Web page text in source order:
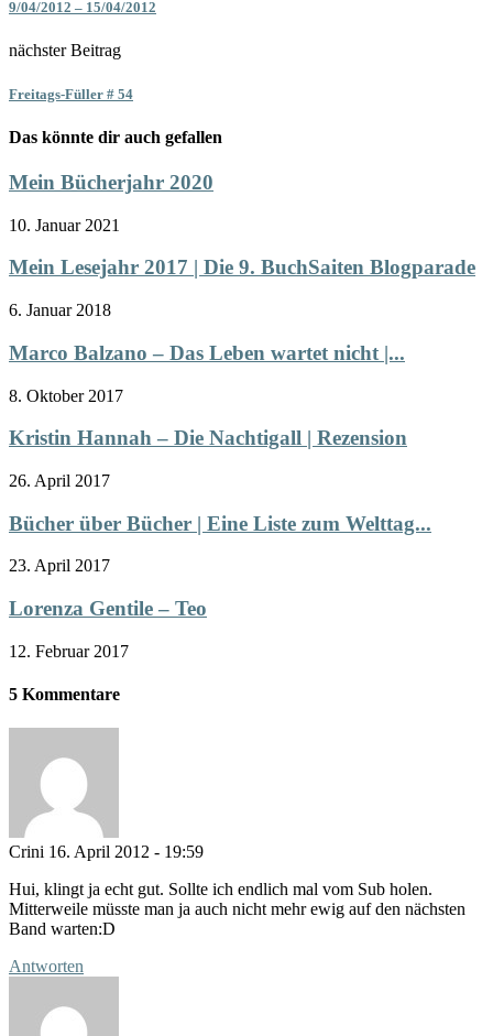
9/04/2012 – 15/04/2012
nächster Beitrag
Freitags-Füller # 54
Das könnte dir auch gefallen
Mein Bücherjahr 2020
10. Januar 2021
Mein Lesejahr 2017 | Die 9. BuchSaiten Blogparade
6. Januar 2018
Marco Balzano – Das Leben wartet nicht |...
8. Oktober 2017
Kristin Hannah – Die Nachtigall | Rezension
26. April 2017
Bücher über Bücher | Eine Liste zum Welttag...
23. April 2017
Lorenza Gentile – Teo
12. Februar 2017
5 Kommentare
Crini 16. April 2012 - 19:59
Hui, klingt ja echt gut. Sollte ich endlich mal vom Sub holen.
Mitterweile müsste man ja auch nicht mehr ewig auf den nächsten
Band warten:D
Antworten